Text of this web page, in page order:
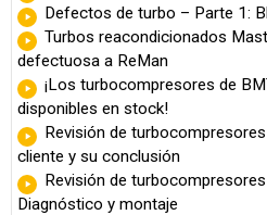
Defectos de turbo – Parte 1:
Turbos reacondicionados
defectuosa a ReMan
¡Los turbocompresores de
disponibles en stock!
Revisión de
cliente y su conclusión
Revisión de
Diagnóstico y montaje